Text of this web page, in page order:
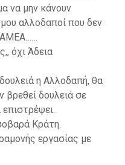
να μην κάνουν
αλλοδαποί που δεν
όχι Άδεια
η Αλλοδαπή, θα
βρεθεί δουλειά σε
Κράτη.
εργασίας με